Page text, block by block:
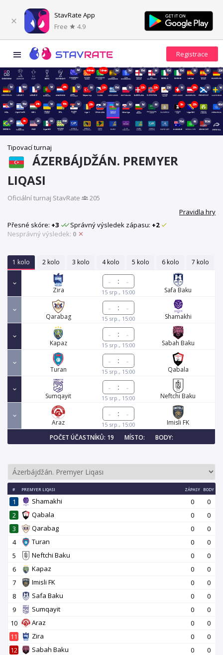
StavRate App
Free
4.9
4d 46min 16min 5d 5d 15d 8d 15d 15d 8d 8d 22d
1d 15d 2d 1d 23h 1d 8d 22h 15d 1d 22h 22h 22d 1d 23h 1d 1d
1d 15d 21h 1d 15h 1d 23h 2d 8d 1d 1d 6d 5h 23h 40d
2d 3h 2d 9d 49d 70d 6d 153d
Tipovací turnaj
ÁZERBÁJDŽÁN. PREMYER
LIQASI
Oficiální turnaj StavRate·
205
Pravidla hry
Přesné skóre: +3 Správný výsledek zápasu: +2
Nesprávný výsledek: 0
1 kolo 2 kolo 3 kolo 4 kolo 5 kolo 6 kolo 7 kolo
Zira
:
15 srp., 15:00 Safa Baku
Qarabag
:
15 srp., 15:00 Shamakhi
Kapaz
:
15 srp., 15:00 Sabah Baku
Turan
:
15 srp., 15:00 Qabala
Sumqayit
:
15 srp., 15:00 Neftchi Baku
Araz
:
15 srp., 15:00
Imisli FK
POČET ÚČASTNÍKŮ: 19
MÍSTO: BODY:
# PREMYER LIQASI ZÁPASY BODY
1 Shamakhi 0
0
2
Qabala 0
0
3
Qarabag 0
0
4
Turan 0
0
5
Neftchi Baku 0
0
6
Kapaz 0
0
7
Imisli FK 0
0
8
Safa Baku 0
0
9
Sumqayit 0
0
10
Araz 0
0
11
Zira 0
0
12
Sabah Baku 0 0